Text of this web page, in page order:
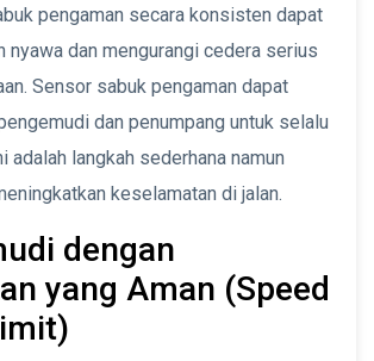
pengaman secara konsisten dapat
nyawa dan mengurangi cedera serius
Sensor sabuk pengaman dapat
dan penumpang untuk selalu
adalah langkah sederhana namun
keselamatan di jalan.
dengan
yang Aman (Speed